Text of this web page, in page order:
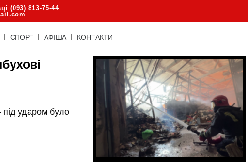
(093) 813-75-44
СПОРТ АФІША КОНТАКТИ
під ударом було